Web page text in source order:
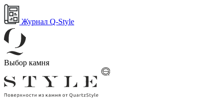
Журнал Q-Style
Выбор камня